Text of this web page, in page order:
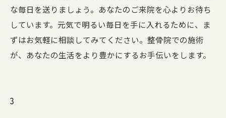
な毎日を送りましょう。あなたのご来院を心よりお待ち
しています。元気で明るい毎日を手に入れるために、ま
ずはお気軽に相談してみてください。整骨院での施術
が、あなたの生活をより豊かにするお手伝いをします。
3